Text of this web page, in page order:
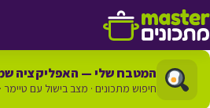
דלג לתוכן
המטבח שלי — האפליקציה
חיפוש מתכונים · מצב בישול עם טיימר